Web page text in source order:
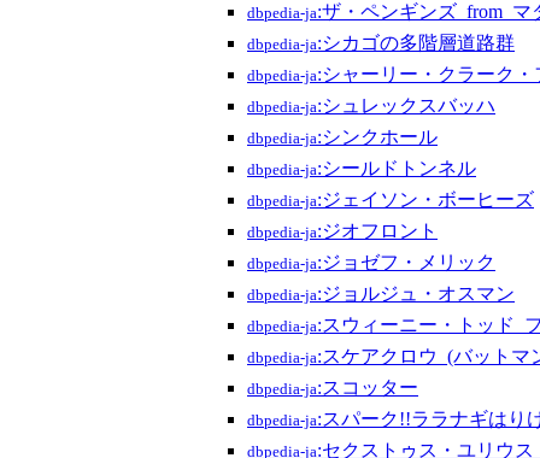
dbpedia-ja:ザ・ペンギンズ_from_マ
dbpedia-ja:シカゴの多階層道路群
dbpedia-ja:シャーリー・クラーク
dbpedia-ja:シュレックスバッハ
dbpedia-ja:シンクホール
dbpedia-ja:シールドトンネル
dbpedia-ja:ジェイソン・ボーヒーズ
dbpedia-ja:ジオフロント
dbpedia-ja:ジョゼフ・メリック
dbpedia-ja:ジョルジュ・オスマン
dbpedia-ja:スウィーニー・トッド_
dbpedia-ja:スケアクロウ_(バットマ
dbpedia-ja:スコッター
dbpedia-ja:スパーク!!ララナギはり
dbpedia-ja:セクストゥス・ユリウ